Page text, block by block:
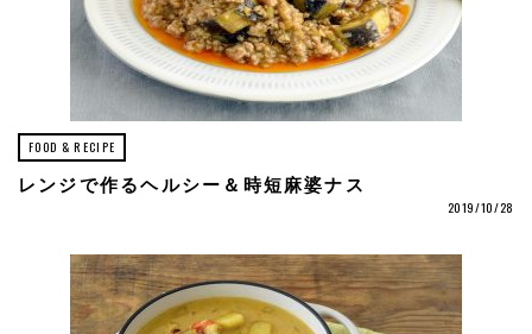
FOOD & RECIPE
レンジで作るヘルシー＆時短麻婆ナス
2019/10/28